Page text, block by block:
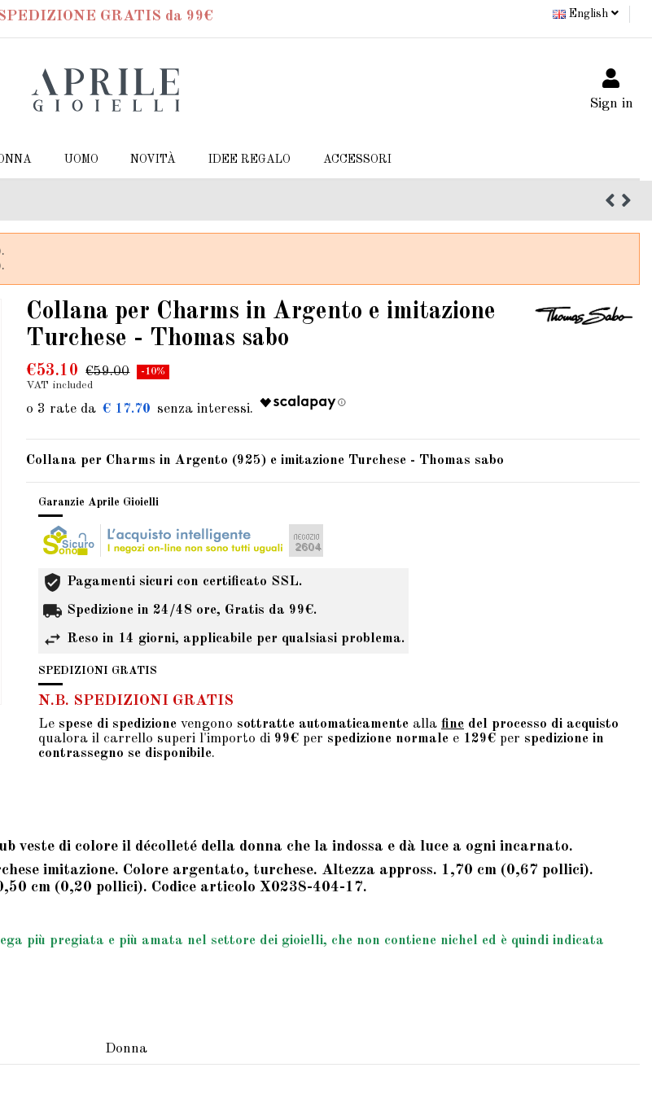
GRATIS da 99€ English
Sign in
UOMO NOVITÀ IDEE REGALO ACCESSORI
Collana per Charms in Argento e imitazione
Turchese - Thomas sabo
€53.10 €59.00
-10%
VAT included
€ 17.70
Collana per Charms in Argento (925) e imitazione Turchese - Thomas sabo
Garanzie Aprile Gioielli
Pagamenti sicuri con certificato SSL.
Spedizione in 24/48 ore, Gratis da 99€.
Reso in 14 giorni, applicabile per qualsiasi problema.
SPEDIZIONI GRATIS
N.B. SPEDIZIONI GRATIS
Le spese di spedizione vengono sottratte automaticamente alla fine del processo di acquisto
qualora il carrello superi l'importo di 99€ per spedizione normale e 129€ per spedizione in
contrassegno se disponibile.
veste di colore il décolleté della donna che la indossa e dà luce a ogni incarnato.
imitazione. Colore argentato, turchese. Altezza appross. 1,70 cm (0,67 pollici).
cm (0,20 pollici). Codice articolo X0238-404-17.
più pregiata e più amata nel settore dei gioielli, che non contiene nichel ed è quindi indicata
Donna